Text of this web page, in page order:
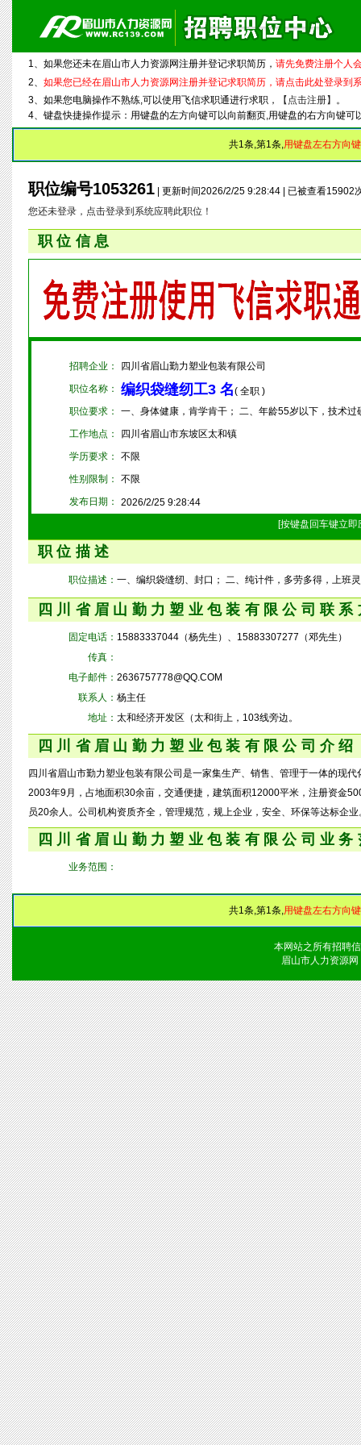
1、如果您还未在眉山市人力资源网注册并登记求职简历， 请先免费注册个人
2、 如果您已经在眉山市人力资源网注册并登记求职简历，请点击此处登录到
3、如果您电脑操作不熟练,可以使用飞信求职通进行求职，
【点击注册】 。
4、键盘快捷操作提示：用键盘的左方向键可以向前翻页,用键盘的右方向键
共1条,第1条,用键盘左右方向
职位编号1053261 | 更新时间2026/2/25 9:28:44 | 已被查看15902
您还未登录，点击登录到系统应聘此职位！
职位信息
招聘企业：
四川省眉山勤力塑业包装有限公司
职位名称：
编织袋缝纫工3 名( 全职 )
职位要求：
一、身体健康，肯学肯干； 二、年龄55岁以下，技术
工作地点：
四川省眉山市东坡区太和镇
学历要求：
不限
性别限制：
不限
发布日期：
2026/2/25 9:28:44
[按键盘回车键立即
职位描述
职位描述： 一、编织袋缝纫、封口； 二、纯计件，多劳多得，上班
四川省眉山勤力塑业包装有限公司联
固定电话： 15883337044（杨先生）、15883307277（邓先生）
传真：
电子邮件： 2636757778@QQ.COM
联系人： 杨主任
地址： 太和经济开发区（太和街上，103线旁边。
四川省眉山勤力塑业包装有限公司介绍
四川省眉山市勤力塑业包装有限公司是一家集生产、销售、管理于一体的现
2003年9月，占地面积30余亩，交通便捷，建筑面积12000平米，注册资金
员20余人。公司机构资质齐全，管理规范，规上企业，安全、环保等达标企业
四川省眉山勤力塑业包装有限公司业
业务范围：
共1条,第1条,用键盘左右方向
本网站之所有招聘
眉山市人力资源